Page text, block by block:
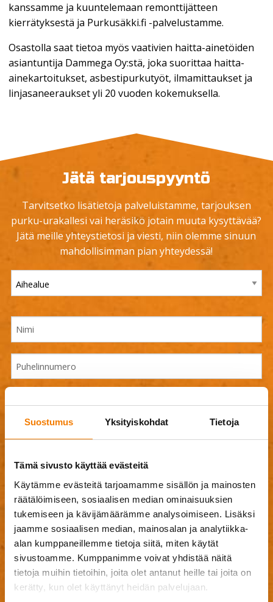
Suostumus Yksityiskohdat Tietoja
Tämä sivusto käyttää evästeitä
Käytämme evästeitä tarjoamamme sisällön ja mainosten
räätälöimiseen, sosiaalisen median ominaisuuksien
tukemiseen ja kävijämäärämme analysoimiseen. Lisäksi
jaamme sosiaalisen median, mainosalan ja analytiikka-
alan kumppaneillemme tietoja siitä, miten käytät
sivustoamme. Kumppanimme voivat yhdistää näitä
tietoja muihin tietoihin, joita olet antanut heille tai joita on
kerätty, kun olet käyttänyt heidän palvelujaan.
kanssamme ja kuuntelemaan remonttijätteen
kierrätyksestä ja Purkusäkki.fi -palvelustamme.
Osastolla saat tietoa myös vaativien haitta-ainetöiden
asiantuntija Dammega Oy:stä, joka suorittaa haitta-
ainekartoitukset, asbestipurkutyöt, ilmamittaukset ja
linjasaneeraukset yli 20 vuoden kokemuksella.
Jätä tarjouspyyntö
Tarvitsetko lisätietoja palveluistamme, tarjouksen
purku-urakallesi vai heräsikö jotain muuta kysyttävää?
Jätä meille yhteystietosi ja viesti, niin olemme sinuun
mahdollisimman pian yhteydessä!